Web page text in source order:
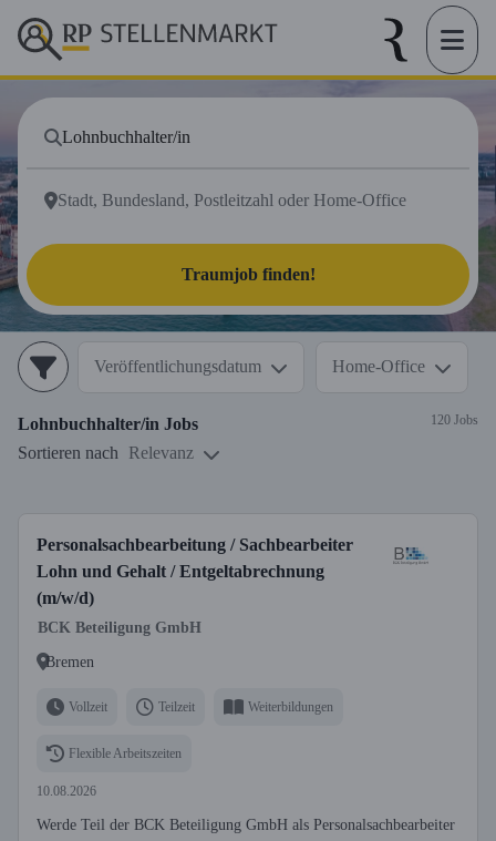
Traumjob finden!
Veröffentlichungsdatum Home-Office
Lohnbuchhalter/in Jobs 120 Jobs
Sortieren nach Relevanz
Personalsachbearbeitung / Sachbearbeiter
Lohn und Gehalt / Entgeltabrechnung
(m/w/d)
BCK Beteiligung GmbH
Bremen
Vollzeit Teilzeit Weiterbildungen
Flexible Arbeitszeiten
10.08.2026
Werde Teil der BCK Beteiligung GmbH als Personalsachbearbeiter